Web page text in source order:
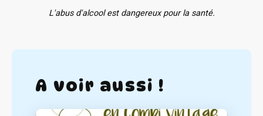
L'abus d'alcool est dangereux pour la santé.
A voir aussi !